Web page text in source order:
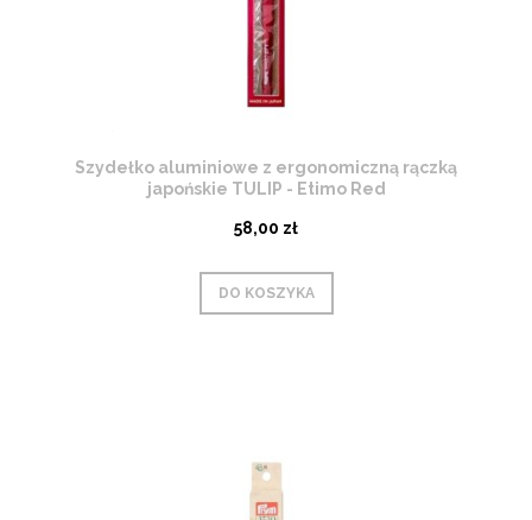
Szydełko aluminiowe z ergonomiczną rączką
japońskie TULIP - Etimo Red
58,00 zł
DO KOSZYKA